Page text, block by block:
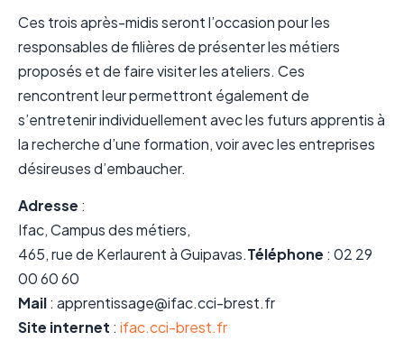
Ces trois après-midis seront l’occasion pour les
responsables de filières de présenter les métiers
proposés et de faire visiter les ateliers. Ces
rencontrent leur permettront également de
s’entretenir individuellement avec les futurs apprentis à
la recherche d’une formation, voir avec les entreprises
désireuses d’embaucher.
Adresse :
Ifac, Campus des métiers,
465, rue de Kerlaurent à Guipavas.Téléphone : 02 29
00 60 60
Mail: apprentissage@ifac.cci-brest.fr
Site internet : ifac.cci-brest.fr